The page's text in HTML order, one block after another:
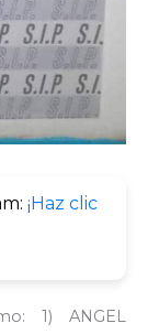
¡Haz clic
1) ANGEL